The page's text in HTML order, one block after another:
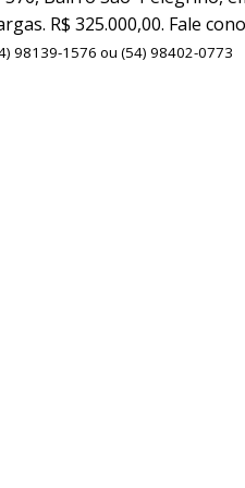
R$ 325.000,00. Fale
98139-1576 ou (54) 98402-0773